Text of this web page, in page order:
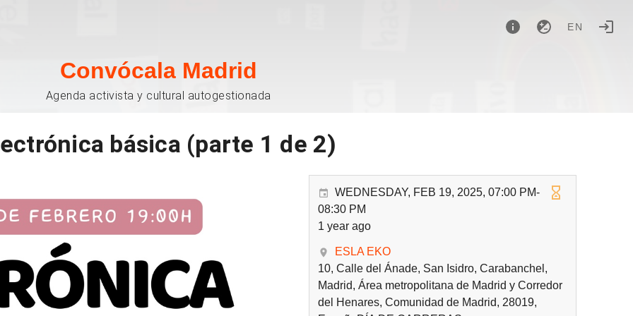
EN
Convócala Madrid
Agenda activista y cultural autogestionada
básica (parte 1 de 2)
WEDNESDAY, FEB 19, 2025, 07:00 PM-
08:30 PM
1 year ago
ESLA EKO
10, Calle del Ánade, San Isidro, Carabanchel,
Madrid, Área metropolitana de Madrid y Corredor
del Henares, Comunidad de Madrid, 28019,